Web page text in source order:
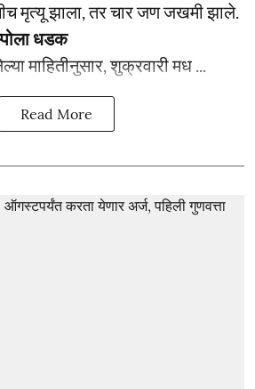
मृत्यू झाला, तर चार जण जखमी झाले.
धडक
माहितीनुसार, शुक्रवारी मध ...
Read More